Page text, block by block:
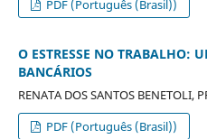
PDF (Português (Brasil))
O ESTRESSE NO TRABALHO:
BANCÁRIOS
RENATA DOS SANTOS BENETOLI,
PDF (Português (Brasil))